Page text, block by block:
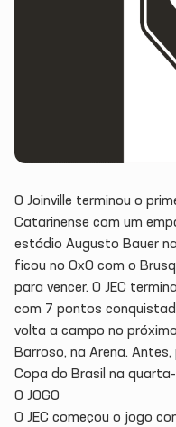
O Joinville terminou o
Catarinense com um
estádio Augusto Bauer
ficou no 0x0 com o
para vencer. O JEC
com 7 pontos
volta a campo no
Barroso, na Arena.
Copa do Brasil na
O JOGO
O JEC começou o jogo